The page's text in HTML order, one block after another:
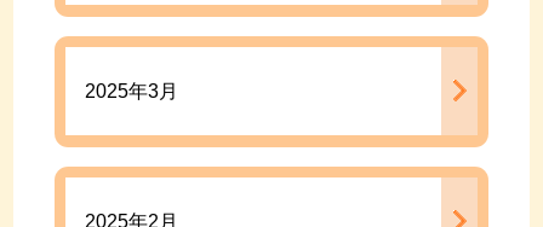
2025年3月
2025年2月